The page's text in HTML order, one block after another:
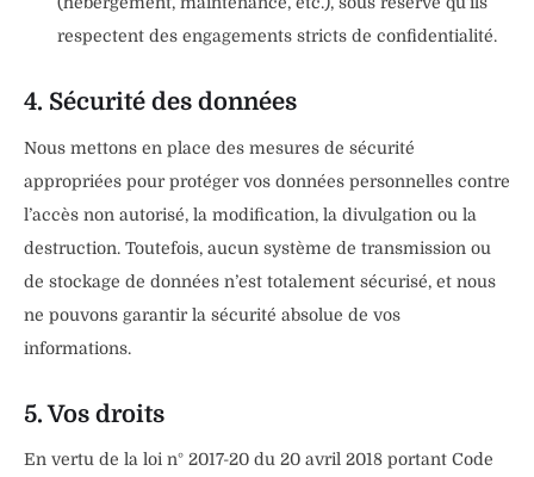
respectent des engagements stricts de confidentialité.
4. Sécurité des données
Nous mettons en place des mesures de sécurité
appropriées pour protéger vos données personnelles contre
l’accès non autorisé, la modification, la divulgation ou la
destruction. Toutefois, aucun système de transmission ou
de stockage de données n’est totalement sécurisé, et nous
ne pouvons garantir la sécurité absolue de vos
informations.
5. Vos droits
En vertu de la loi n° 2017-20 du 20 avril 2018 portant Code